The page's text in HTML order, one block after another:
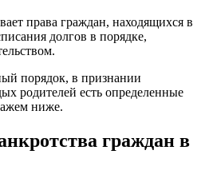
права граждан, находящихся в
долгов в порядке,
порядок, в признании
родителей есть определенные
ниже.
граждан в